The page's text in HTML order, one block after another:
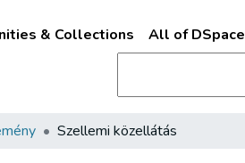
& Collections All of DSpace
Szellemi közellátás